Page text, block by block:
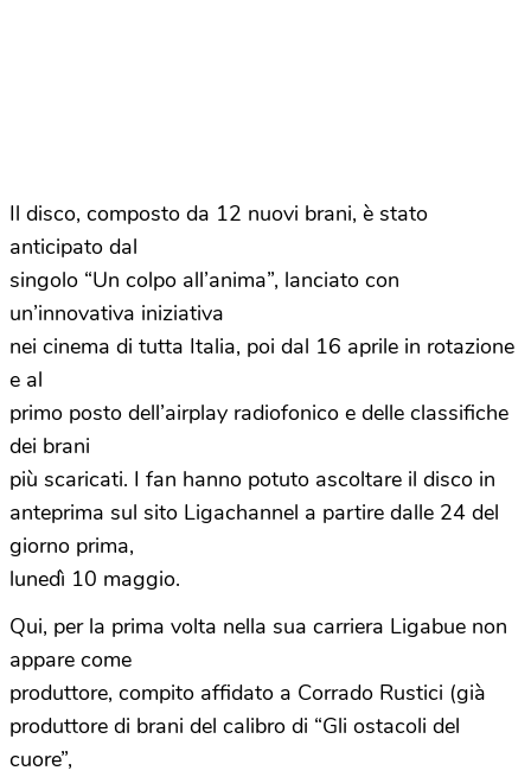
Il disco, composto da 12 nuovi brani, è stato
anticipato dal
singolo “Un colpo all’anima”, lanciato con
un’innovativa iniziativa
nei cinema di tutta Italia, poi dal 16 aprile in rotazione
e al
primo posto dell’airplay radiofonico e delle classifiche
dei brani
più scaricati. I fan hanno potuto ascoltare il disco in
anteprima sul sito Ligachannel a partire dalle 24 del
giorno prima,
lunedì 10 maggio.
Qui, per la prima volta nella sua carriera Ligabue non
appare come
produttore, compito affidato a Corrado Rustici (già
produttore di brani del calibro di “Gli ostacoli del
cuore”,